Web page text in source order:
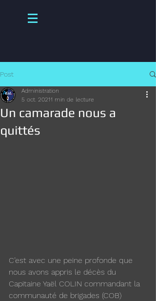
Post
Un camarade nous a
quittés
Administration
5 oct. 20211 min de lecture
C’est avec une peine profonde que
nous avons appris le décès du
Capitaine Yaël COLIN commandant la
communauté de brigades (COB)